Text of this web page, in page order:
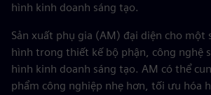
hình kinh doanh sáng tạo.
Sản xuất phụ gia (AM) đại diện cho một
hình trong thiết kế bộ phận, công nghệ
hình kinh doanh sáng tạo. AM có thể
phẩm công nghiệp nhẹ hơn, tối ưu hóa